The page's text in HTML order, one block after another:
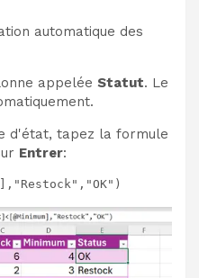
automatique des
appelée Statut. Le
d'état, tapez la formule
Entrer: